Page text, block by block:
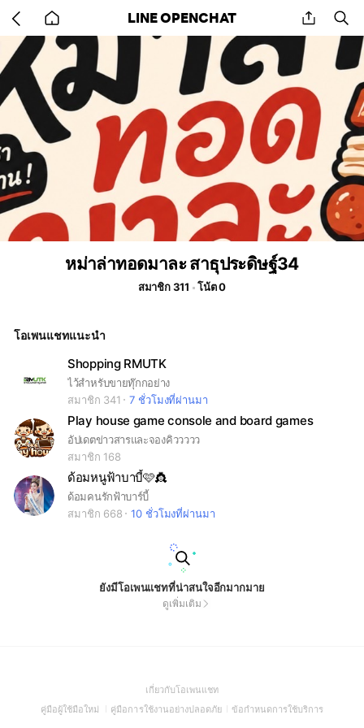
back
to
home
LINE OPENCHAT share
หม่าล่าทอดมาละ สาธุประดิษฐ์34
สมาชิก 311 โน้ต 0
โอเพนแชทแนะนำ
Shopping RMUTK
ไว้สำหรับขายทุ๊กกอย่าง
สมาชิก 341
7 ชั่วโมงที่ผ่านมา
Play house game console and board games
อัปเดตข่าวสารและจองคิววววว
สมาชิก 168
ด้อมหนูฟ้าบาบี้🩷👸
ด้อมคนรักฟ้าบาร์บี้
สมาชิก 668
10 ชั่วโมงที่ผ่านมา
ยังมีโอเพนแชทที่น่าสนใจอีกมากมาย
ดูเพิ่มเติม
เกี่ยวกับโอเพนแชท(Open
in
คู่มือผู้ใช้มือใหม่
(Open
คู่มือการใช้งานอย่างปลอดภัย(Open
ข้อกำหนดการใช้บริการ(Open